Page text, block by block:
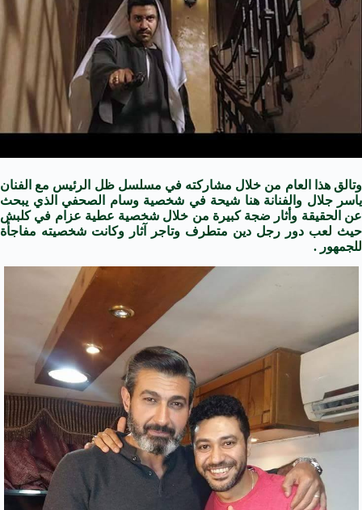
وتالق هذا العام من خلال مشاركته في مسلسل ظل الرئيس مع الفنان
ياسر جلال والفنانة هنا شيحة في شخصية وسام الصحفي الذي يبحث
عن الحقيقة وأثار ضجة كبيرة من خلال شخصية عطية عزام في كلبش
حيث لعب دور رجل دين متطرف وتاجر آثار وكانت شخصيته مفاجأة
للجمهور .